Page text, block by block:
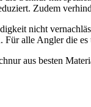
Zudem
nicht
Für alle Angler die
aus besten